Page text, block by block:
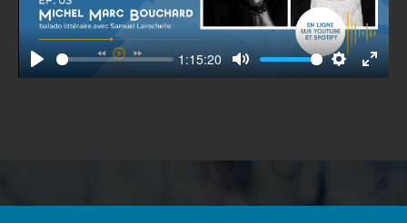
Play
1:15:20
Mute SettingsEnter